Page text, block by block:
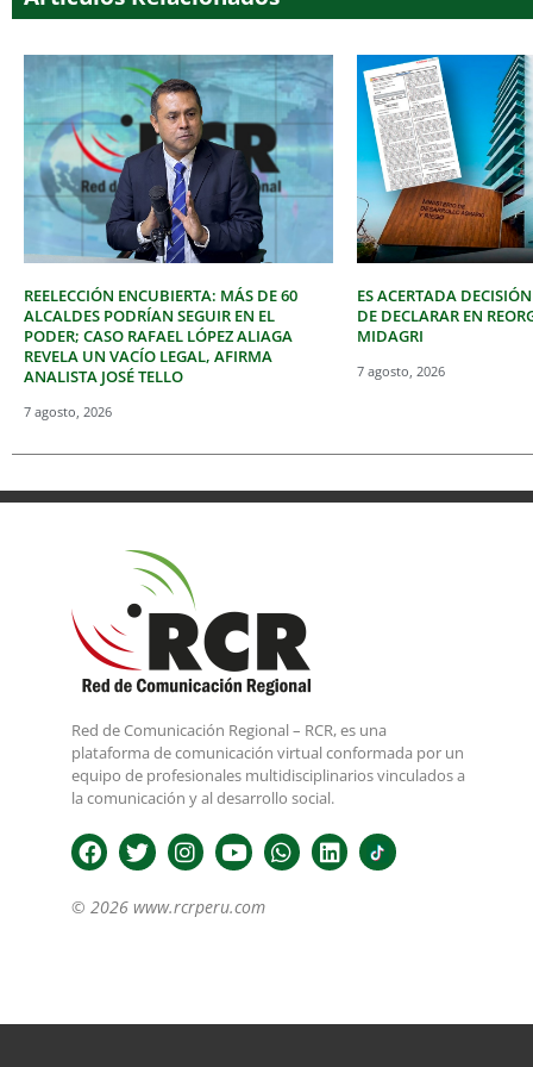
REELECCIÓN ENCUBIERTA: MÁS DE 60
ALCALDES PODRÍAN SEGUIR EN EL
PODER; CASO RAFAEL LÓPEZ ALIAGA
REVELA UN VACÍO LEGAL, AFIRMA
ANALISTA JOSÉ TELLO
7 agosto, 2026
ES ACERTADA
DE DECLARAR EN
MIDAGRI
7 agosto, 2026
Red de Comunicación Regional – RCR, es una
plataforma de comunicación virtual conformada por un
equipo de profesionales multidisciplinarios vinculados a
la comunicación y al desarrollo social.
© 2026 www.rcrperu.com